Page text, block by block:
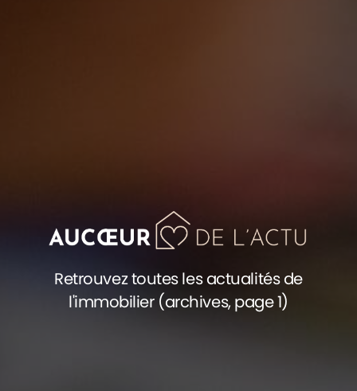
Retrouvez toutes les actualités de
l'immobilier (archives, page 1)